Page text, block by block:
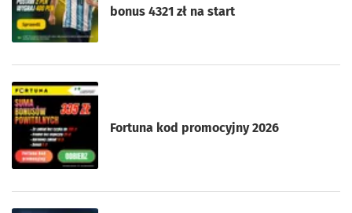
bonus 4321 zł na start
Fortuna kod promocyjny 2026